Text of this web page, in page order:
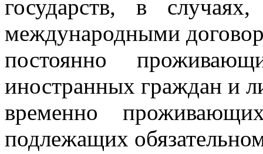
государств, в
международными
постоянно
иностранных граждан и
временно
подлежащих